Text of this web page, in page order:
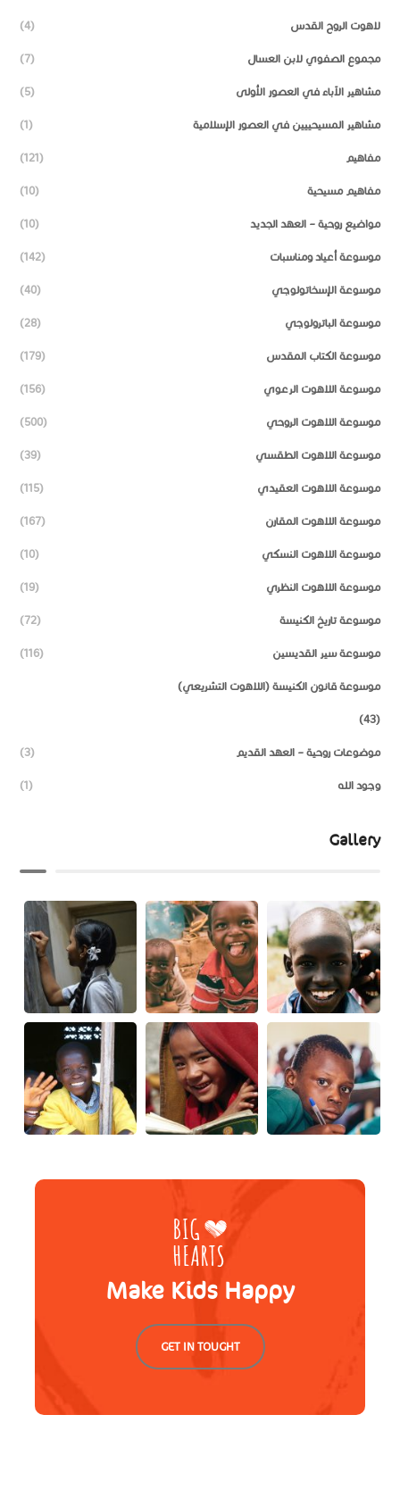
لاهوت الروح القدس (4)
مجموع الصفوي لابن العسال (7)
مشاهير الآباء في العصور الأولى (5)
مشاهير المسيحييين في العصور الإسلامية (1)
مفاهيم (121)
مفاهيم مسيحية (10)
مواضيع روحية – العهد الجديد (10)
موسوعة أعياد ومناسبات (142)
موسوعة الإسخاتولوجي (40)
موسوعة الباترولوجي (28)
موسوعة الكتاب المقدس (179)
موسوعة اللاهوت الرعوي (156)
موسوعة اللاهوت الروحي (500)
موسوعة اللاهوت الطقسي (39)
موسوعة اللاهوت العقيدي (115)
موسوعة اللاهوت المقارن (167)
موسوعة اللاهوت النسكي (10)
موسوعة اللاهوت النظري (19)
موسوعة تاريخ الكنيسة (72)
موسوعة سير القديسين (116)
موسوعة قانون الكنيسة (اللاهوت التشريعي)
(43)
موضوعات روحية – العهد القديم (3)
وجود الله (1)
Gallery
Make Kids Happy
GET IN TOUGHT